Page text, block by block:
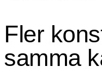
Fler
samma